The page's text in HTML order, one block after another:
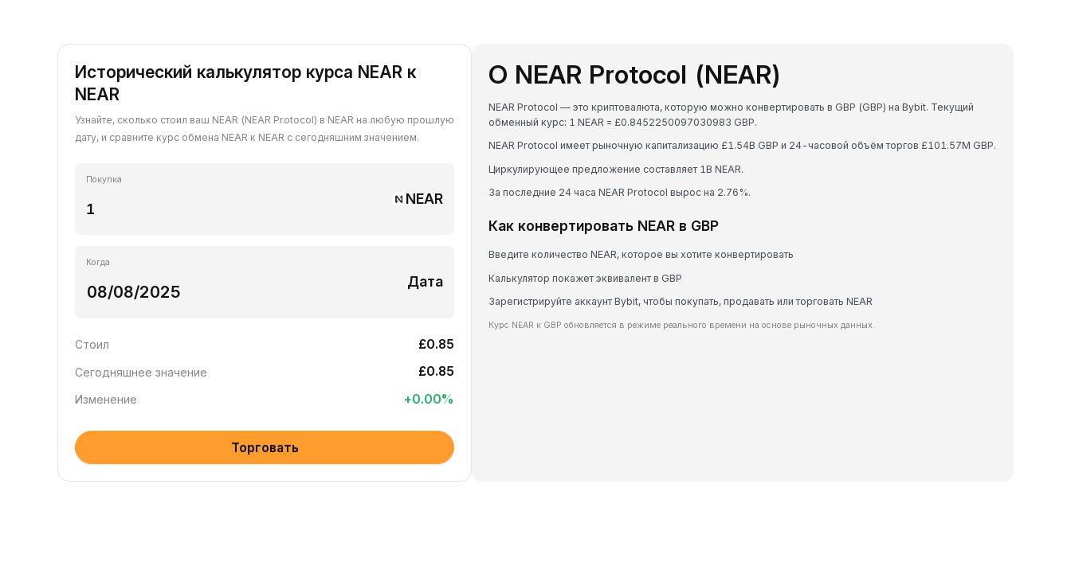
Исторический калькулятор курса NEAR к
NEAR
Узнайте, сколько стоил ваш NEAR (NEAR Protocol) в NEAR на любую прошлую
дату, и сравните курс обмена NEAR к NEAR с сегодняшним значением.
Покупка
NEAR
Когда
Дата
Стоил £0.85
Сегодняшнее значение £0.85
Изменение +0.00%
Торговать
О NEAR Protocol (NEAR)
NEAR Protocol — это криптовалюта, которую можно конвертировать в GBP (GBP) на Bybit. Текущий
обменный курс: 1 NEAR = £0.8452250097030983 GBP.
NEAR Protocol имеет рыночную капитализацию £1.54B GBP и 24-часовой объём торгов £101.57M GBP.
Циркулирующее предложение составляет 1B NEAR.
За последние 24 часа NEAR Protocol вырос на 2.76%.
Как конвертировать NEAR в GBP
Введите количество NEAR, которое вы хотите конвертировать
Калькулятор покажет эквивалент в GBP
Зарегистрируйте аккаунт Bybit, чтобы покупать, продавать или торговать NEAR
Курс NEAR к GBP обновляется в режиме реального времени на основе рыночных данных.